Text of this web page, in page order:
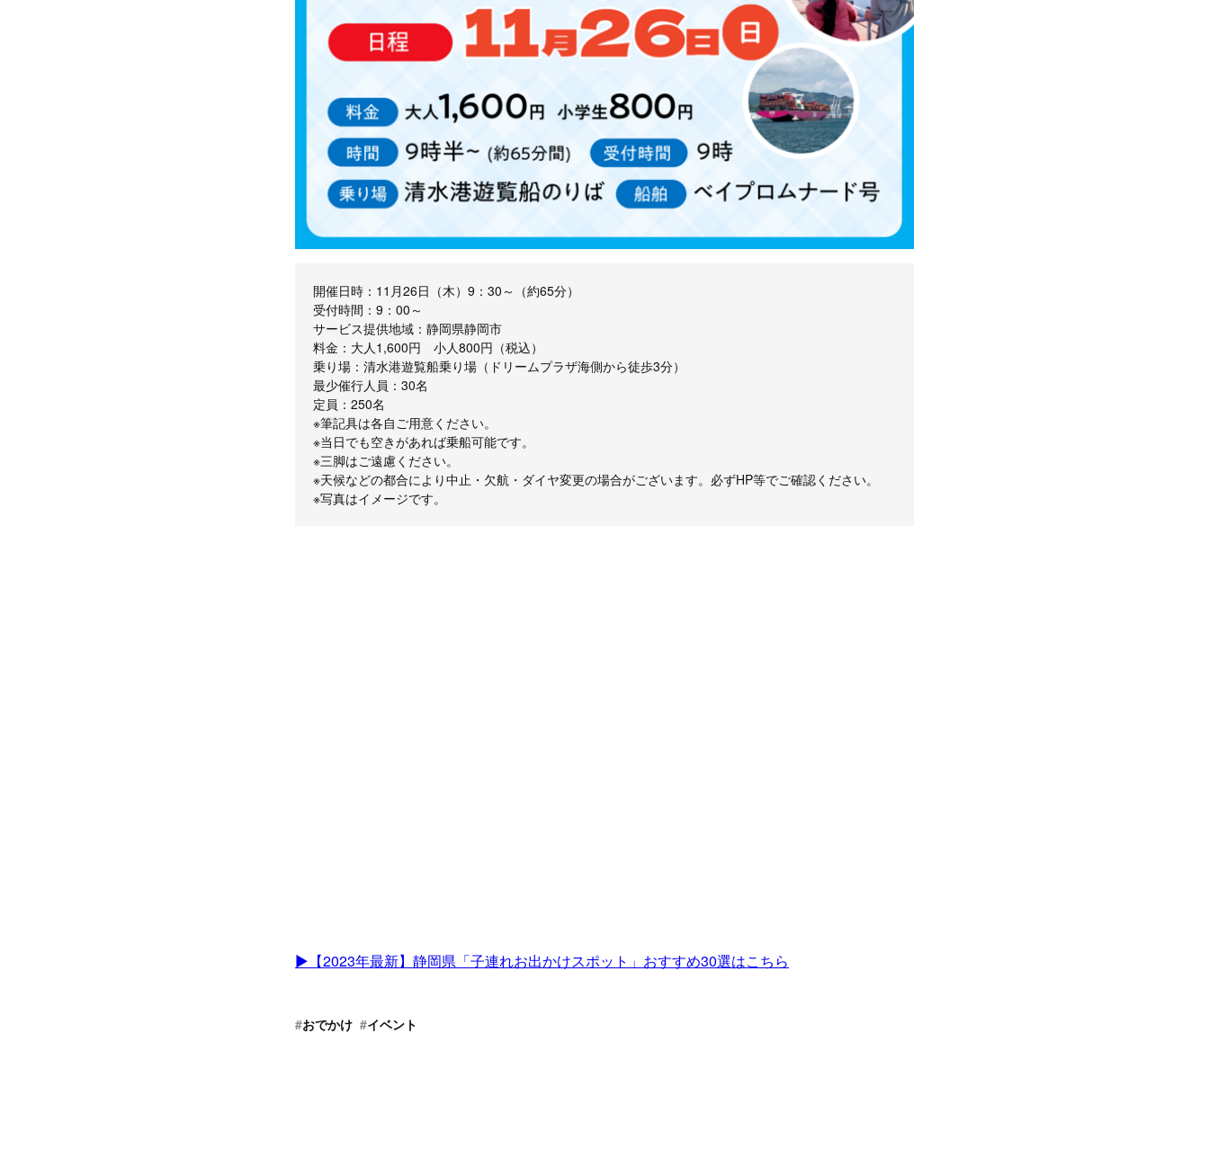
開催日時：11月26日（木）9：30～（約65分）
受付時間：9：00～
サービス提供地域：静岡県静岡市
料金：大人1,600円 小人800円（税込）
乗り場：清水港遊覧船乗り場（ドリームプラザ海側から徒歩3分）
最少催行人員：30名
定員：250名
※筆記具は各自ご用意ください。
※当日でも空きがあれば乗船可能です。
※三脚はご遠慮ください。
※天候などの都合により中止・欠航・ダイヤ変更の場合がございます。必ずHP等でご確認ください。
※写真はイメージです。
▶︎【2023年最新】静岡県「子連れお出かけスポット」おすすめ30選はこちら
#おでかけ #イベント